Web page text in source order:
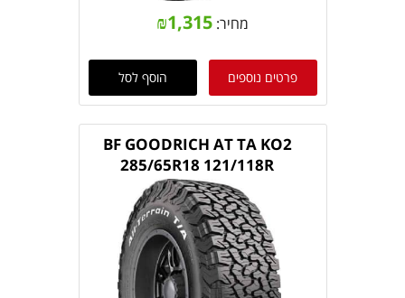
מחיר: ₪1,315
פרטים נוספים הוסף לסל
BF GOODRICH AT TA KO2
285/65R18 121/118R